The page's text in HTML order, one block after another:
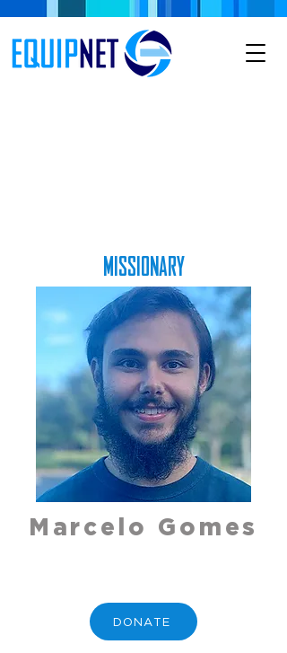
MISSIONARY
Marcelo Gomes
DONATE